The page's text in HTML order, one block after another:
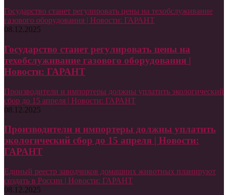
Государство станет регулировать цены на техобслуживание
газового оборудования | Новости: ГАРАНТ
08.12.2025
Государство станет регулировать цены на
техобслуживание газового оборудования |
Новости: ГАРАНТ
Производители и импортеры должны уплатить экологический
сбор до 15 апреля | Новости: ГАРАНТ
08.12.2025
Производители и импортеры должны уплатить
экологический сбор до 15 апреля | Новости:
ГАРАНТ
Единый реестр заводчиков домашних животных планируют
создать в России | Новости: ГАРАНТ
08.12.2025